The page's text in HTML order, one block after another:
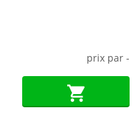
prix par -